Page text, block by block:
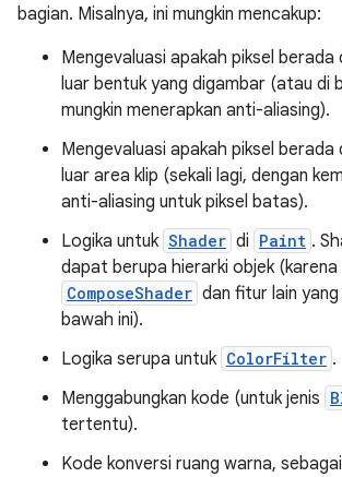
bagian. Misalnya, ini mungkin mencakup:
Mengevaluasi apakah piksel berada
luar bentuk yang digambar (atau di
mungkin menerapkan anti-aliasing).
Mengevaluasi apakah piksel berada
luar area klip (sekali lagi, dengan
anti-aliasing untuk piksel batas).
Logika untuk Shader di Paint .
dapat berupa hierarki objek (karena
ComposeShader dan fitur lain yang
bawah ini).
Logika serupa untuk ColorFilter .
Menggabungkan kode (untuk jenis
tertentu).
Kode konversi ruang warna,